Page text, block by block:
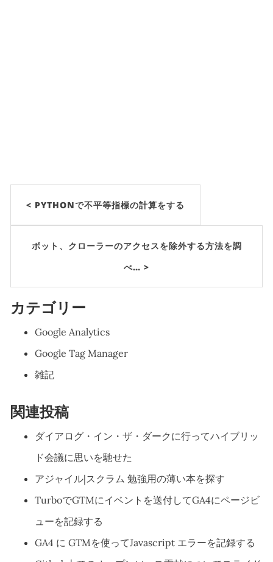
< PYTHONで不平等指標の計算をする
ボット、クローラーのアクセスを除外する方法を調
べ… >
カテゴリー
Google Analytics
Google Tag Manager
雑記
関連投稿
ダイアログ・イン・ザ・ダークに行ってハイブリッ
ド会議に思いを馳せた
アジャイル|スクラム 勉強用の薄い本を探す
TurboでGTMにイベントを送付してGA4にページビ
ューを記録する
GA4 に GTMを使ってJavascript エラーを記録する